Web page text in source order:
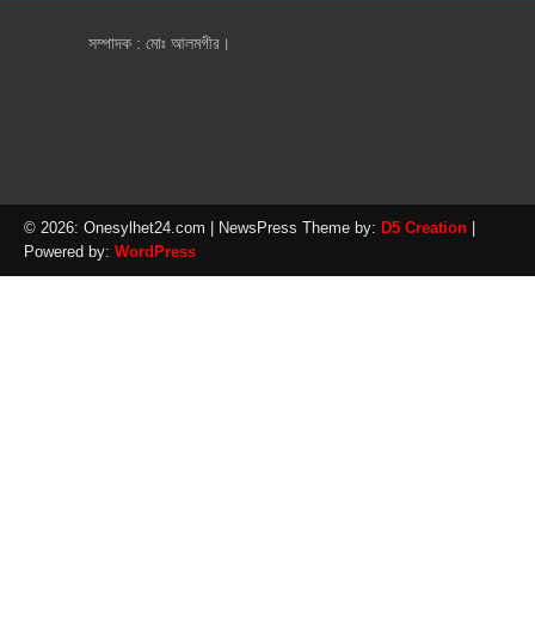
সম্পাদক : মোঃ আলমগীর।
© 2026: Onesylhet24.com | NewsPress Theme by: D5 Creation
Powered by: WordPress